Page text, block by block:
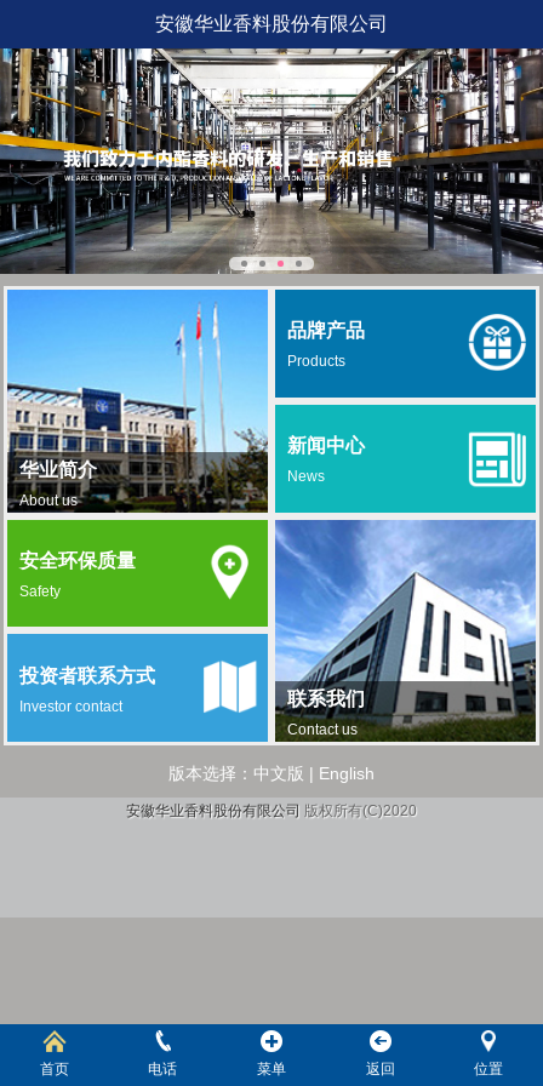
安徽华业香料股份有限公司
华业简介
About us
品牌产品
Products
新闻中心
News
联系我们
Contact us
安全环保质量
Safety
投资者联系方式
Investor contact
版本选择： 中文版 | English
安徽华业香料股份有限公司 版权所有(C)2020
首页 电话 菜单 返回 位置